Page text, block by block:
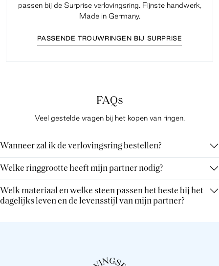
passen bij de Surprise verlovingsring. Fijnste handwerk,
Made in Germany.
PASSENDE TROUWRINGEN BIJ SURPRISE
FAQs
Veel gestelde vragen bij het kopen van ringen.
Wanneer zal ik de verlovingsring bestellen?
Welke ringgrootte heeft mijn partner nodig?
Welk materiaal en welke steen passen het beste bij het
dagelijks leven en de levensstijl van mijn partner?